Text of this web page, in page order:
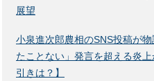
展望
小泉進次郎農相のSNS投稿が
たことない」発言を超える炎
引きは？】